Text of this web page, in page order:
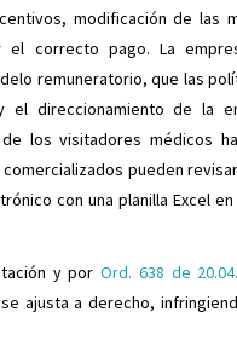
modificación de las
correcto pago. La
remuneratorio, que las
el direccionamiento de la
los visitadores médicos
pueden
con una planilla Excel
y porOrd. 638 de
ajusta a derecho,